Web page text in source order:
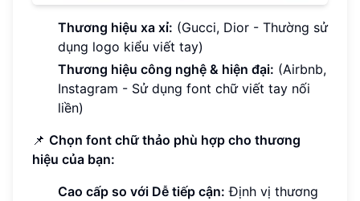
Thương hiệu xa xỉ: (Gucci, Dior - Thường sử
dụng logo kiểu viết tay)
Thương hiệu công nghệ & hiện đại: (Airbnb,
Instagram - Sử dụng font chữ viết tay nối
liền)
📌 Chọn font chữ thảo phù hợp cho thương
hiệu của bạn:
Cao cấp so với Dễ tiếp cận: Định vị thương